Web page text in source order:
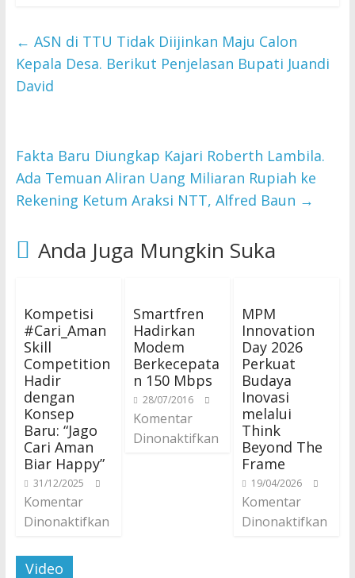
← ASN di TTU Tidak Diijinkan Maju Calon
Kepala Desa. Berikut Penjelasan Bupati Juandi
David
Fakta Baru Diungkap Kajari Roberth Lambila.
Ada Temuan Aliran Uang Miliaran Rupiah ke
Rekening Ketum Araksi NTT, Alfred Baun →
Anda Juga Mungkin Suka
Kompetisi
#Cari_Aman
Skill
Competition
Hadir
dengan
Konsep
Baru: “Jago
Cari Aman
Biar Happy”
31/12/2025
Komentar
Dinonaktifkan
Smartfren
Hadirkan
Modem
Berkecepata
n 150 Mbps
28/07/2016
Komentar
Dinonaktifkan
MPM
Innovation
Day 2026
Perkuat
Budaya
Inovasi
melalui
Think
Beyond The
Frame
19/04/2026
Komentar
Dinonaktifkan
Video